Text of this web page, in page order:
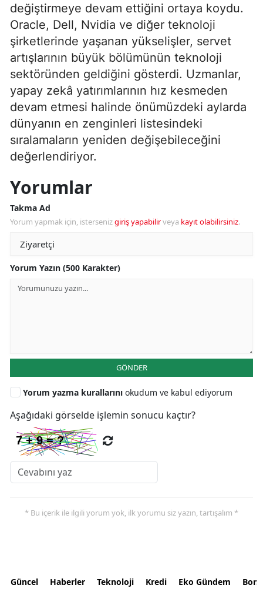
değiştirmeye devam ettiğini ortaya koydu.
Oracle, Dell, Nvidia ve diğer teknoloji
şirketlerinde yaşanan yükselişler, servet
artışlarının büyük bölümünün teknoloji
sektöründen geldiğini gösterdi. Uzmanlar,
yapay zekâ yatırımlarının hız kesmeden
devam etmesi halinde önümüzdeki aylarda
dünyanın en zenginleri listesindeki
sıralamaların yeniden değişebileceğini
değerlendiriyor.
Yorumlar
Takma Ad
Yorum yapmak için, istersenizgiriş yapabilirveya kayıt olabilirsiniz.
Yorum Yazın (500 Karakter)
GÖNDER
Yorum yazma kurallarını okudum ve kabul ediyorum
Aşağıdaki görselde işlemin sonucu kaçtır?
* Bu içerik ile ilgili yorum yok, ilk yorumu siz yazın, tartışalım *
Güncel Haberler Teknoloji Kredi Eko Gündem